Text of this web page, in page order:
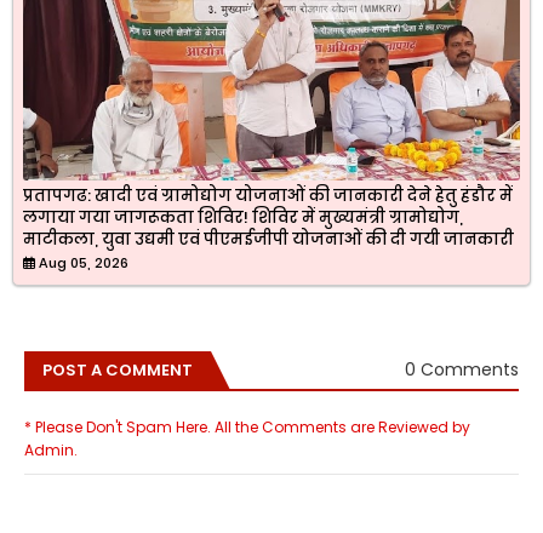
प्रतापगढ: खादी एवं ग्रामोद्योग योजनाओं की जानकारी देने हेतु हंडौर में
लगाया गया जागरूकता शिविर! शिविर में मुख्यमंत्री ग्रामोद्योग,
माटीकला, युवा उद्यमी एवं पीएमईजीपी योजनाओं की दी गयी जानकारी
Aug 05, 2026
POST A COMMENT 0 Comments
* Please Don't Spam Here. All the Comments are Reviewed by
Admin.